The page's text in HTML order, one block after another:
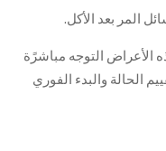
المر بعد الأكل.
الأعراض التوجه مباشرًة
الحالة والبدء الفوري